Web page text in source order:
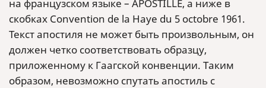
на французском языке – APOSTILLE, а ниже в
скобках Convention de la Haye du 5 octobre 1961.
Текст апостиля не может быть произвольным, он
должен четко соответствовать образцу,
приложенному к Гаагской конвенции. Таким
образом, невозможно спутать апостиль с